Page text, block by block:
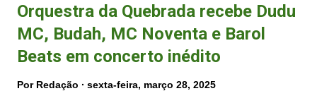
Orquestra da Quebrada recebe Dudu
MC, Budah, MC Noventa e Barol
Beats em concerto inédito
Por Redação sexta-feira, março 28, 2025